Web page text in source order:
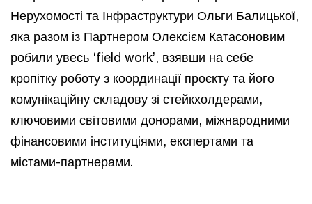
Нерухомості та Інфраструктури Ольги Балицької,
яка разом із Партнером Олексієм Катасоновим
робили увесь ‘field work’, взявши на себе
кропітку роботу з координації проєкту та його
комунікаційну складову зі стейкхолдерами,
ключовими світовими донорами, міжнародними
фінансовими інституціями, експертами та
містами-партнерами.